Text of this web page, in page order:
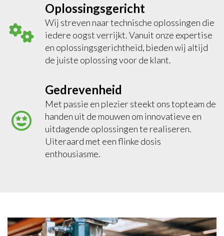
Oplossingsgericht
Wij streven naar technische oplossingen die
iedere oogst verrijkt. Vanuit onze expertise
en oplossingsgerichtheid, bieden wij altijd
de juiste oplossing voor de klant.
Gedrevenheid
Met passie en plezier steekt ons topteam de
handen uit de mouwen om innovatieve en
uitdagende oplossingen te realiseren.
Uiteraard met een flinke dosis
enthousiasme.